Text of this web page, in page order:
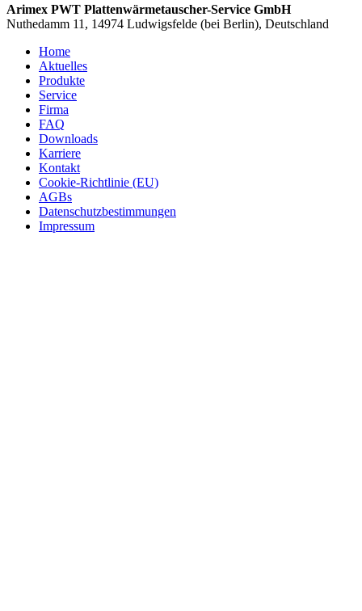
Arimex PWT Plattenwärmetauscher-Service GmbH
Nuthedamm 11, 14974 Ludwigsfelde (bei Berlin), Deutschland
Home
Aktuelles
Produkte
Service
Firma
FAQ
Downloads
Karriere
Kontakt
Cookie-Richtlinie (EU)
AGBs
Datenschutzbestimmungen
Impressum